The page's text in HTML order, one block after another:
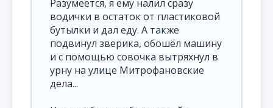
Разумеется, я ему налил сразу
водички в остаток от пластиковой
бутылки и дал еду. А также
подвинул зверика, обошёл машину
и с помощью совочка вытряхнул в
урну на улице Митрофановские
дела...